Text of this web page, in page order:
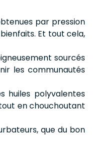
par pression
Et tout cela,
sourcés
les communautés
huiles polyvalentes
en chouchoutant
que du bon